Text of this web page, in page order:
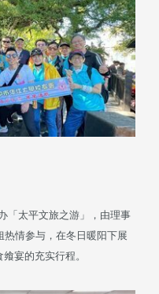
「太平文旅之游」，由理事
情参与，在冬日暖阳下展
宴的充实行程。